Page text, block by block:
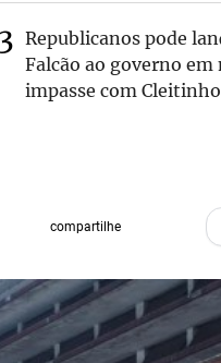
Republicanos pode
Falcão ao governo em
impasse com Cleitinho
compartilhe